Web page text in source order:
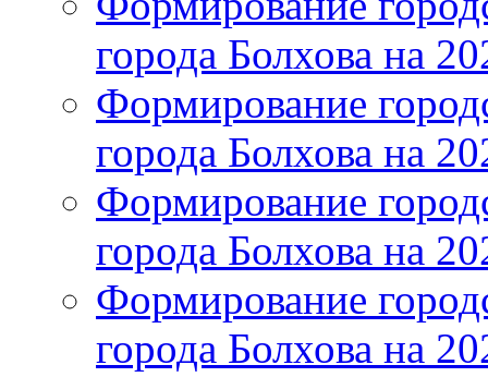
города Болхова на
Формирование
города Болхова на
Формирование
города Болхова на
Формирование
города Болхова на